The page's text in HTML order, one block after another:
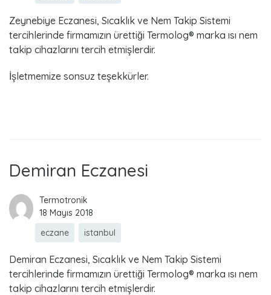
Zeynebiye Eczanesi, Sıcaklık ve Nem Takip Sistemi
tercihlerinde firmamızın ürettiği Termolog® marka ısı nem
takip cihazlarını tercih etmişlerdir.
İşletmemize sonsuz teşekkürler.
Demiran Eczanesi
Termotronik
18 Mayıs 2018
eczane
istanbul
Demiran Eczanesi, Sıcaklık ve Nem Takip Sistemi
tercihlerinde firmamızın ürettiği Termolog® marka ısı nem
takip cihazlarını tercih etmişlerdir.